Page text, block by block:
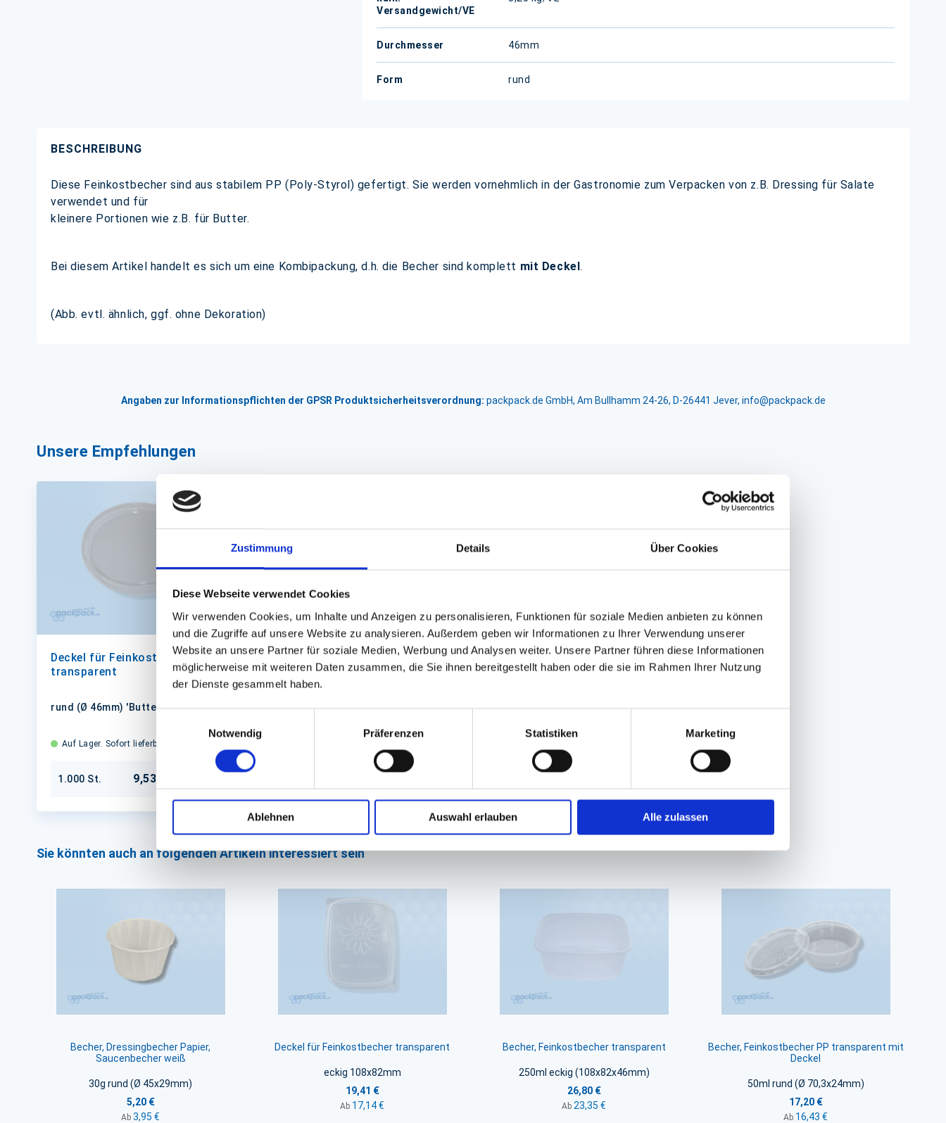
Zustimmung Details Über Cookies
Diese Webseite verwendet Cookies
Wir verwenden Cookies, um Inhalte und Anzeigen zu personalisieren, Funktionen für soziale Medien anbieten zu können
und die Zugriffe auf unsere Website zu analysieren. Außerdem geben wir Informationen zu Ihrer Verwendung unserer
Website an unsere Partner für soziale Medien, Werbung und Analysen weiter. Unsere Partner führen diese Informationen
möglicherweise mit weiteren Daten zusammen, die Sie ihnen bereitgestellt haben oder die sie im Rahmen Ihrer Nutzung
der Dienste gesammelt haben.
Notwendig
Präferenzen Statistiken Marketing
Ablehnen Auswahl erlauben Alle zulassen
Versandgewicht/VE
Durchmesser 46mm
Form rund
BESCHREIBUNG
Diese Feinkostbecher sind aus stabilem PP (Poly-Styrol) gefertigt. Sie werden vornehmlich in der Gastronomie zum Verpacken von z.B. Dressing für Salate
verwendet und für
kleinere Portionen wie z.B. für Butter.
Bei diesem Artikel handelt es sich um eine Kombipackung, d.h. die Becher sind komplett mit Deckel.
(Abb. evtl. ähnlich, ggf. ohne Dekoration)
Angaben zur Informationspflichten der GPSR Produktsicherheitsverordnung: packpack.de GmbH, Am Bullhamm 24-26, D-26441 Jever, info@packpack.de
Unsere Empfehlungen
Deckel für Feinkostbecher
transparent
rund (Ø 46mm) 'Buttertopf'
Auf Lager. Sofort lieferbar.
1.000 St. 9,53 €
Becher, Feinkostbecher PP weiß
'Buttertopf'
30ml rund (Ø 46x28mm)
Sie könnten auch an folgenden Artikeln interessiert sein
Becher, Dressingbecher Papier,
Saucenbecher weiß
30g rund (Ø 45x29mm)
5,20 €
Ab 3,95 €
Deckel für Feinkostbecher transparent
eckig 108x82mm
19,41 €
Ab 17,14 €
Becher, Feinkostbecher transparent
250ml eckig (108x82x46mm)
26,80 €
Ab 23,35 €
Becher, Feinkostbecher PP transparent mit
Deckel
50ml rund (Ø 70,3x24mm)
17,20 €
Ab 16,43 €